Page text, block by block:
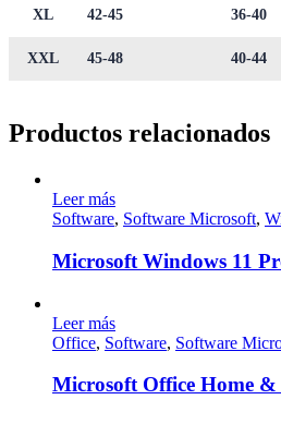
XL 42-45 36-40
XXL 45-48 40-44
Productos relacionados
Leer más
Software, Software Microsoft,
Microsoft Windows 11
Leer más
Office, Software, Software
Microsoft Office Home &